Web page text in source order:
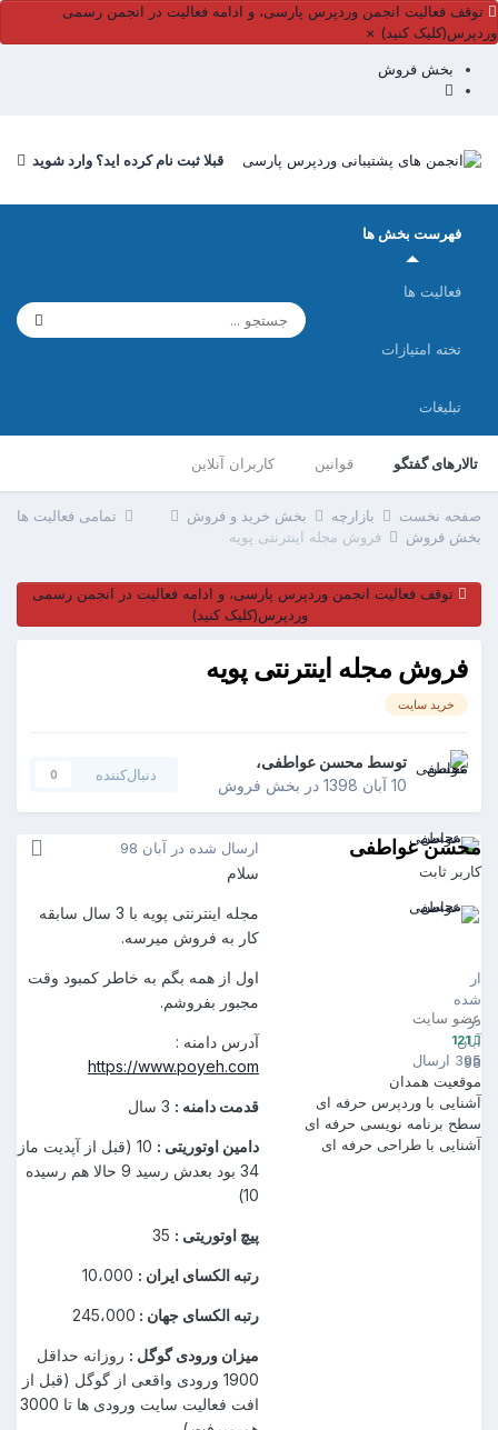
فعالیت انجمن وردپرس پارسی، و ادامه فعالیت در انجمن رسمی
کنید) ×
بخش فروش
قبلا ثبت نام کرده اید؟ وارد شوید
فهرست بخش ها
تالارهای گفتگو قوانین کاربران آنلاین
فعالیت ها
تخته امتیازات
تبلیغات
تمامی فعالیت ها نخست بازارچه
بخش خرید و فروش
فروش
فروش مجله اینترنتی پویه
توقف فعالیت انجمن وردپرس پارسی، و ادامه فعالیت در انجمن رسمی
وردپرس(کلیک کنید)
فروش مجله اینترنتی پویه
خرید سایت
توسطمحسن عواطفی،
در بخش فروش
دنبال‌کننده
عواطفی
ثابت
سایت
ارسال
همدان
با وردپرسحرفه ای
برنامه نویسیحرفه ای
با طراحیحرفه ای
ارسال شده در آبان 98
سلام
مجله اینترنتی پویه با 3 سال سابقه
کار به فروش میرسه.
اول از همه بگم به خاطر کمبود وقت
مجبور بفروشم.
آدرس دامنه :
https://www.poyeh.com
قدمت دامنه :3 سال
دامین اوتوریتی :
10 (قبل از آپدیت ماز
34 بود بعدش رسید 9 حالا هم رسیده
پیچ اوتوریتی :35
رتبه الکسای ایران :10،000
رتبه الکسای جهان :245،000
میزان ورودی گوگل :روزانه حداقل
1900 ورودی واقعی از گوگل (قبل از
افت فعالیت سایت ورودی ها تا 3000